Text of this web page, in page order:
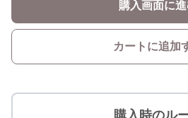
購入画面に
カートに追加
購入時のル